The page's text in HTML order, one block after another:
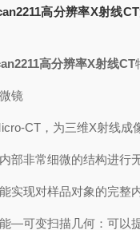
高分辨率X射线CT
高分辨率X射线CT
镜
CT，为三维X射线成像
非常细微的结构进行无
现对样品对象的完整
可变扫描几何：可以提